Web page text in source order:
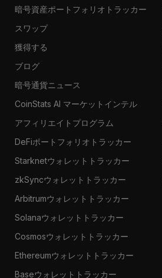
暗号資産ポートフォリオトラッカー
スワップ
獲得する
ブログ
暗号通貨ニュース
CoinStats AI マーケットインテル
アフィリエイトプログラム
DeFiポートフォリオトラッカー
Starknetウォレットトラッカー
zkSyncウォレットトラッカー
Arbitrumウォレットトラッカー
Solanaウォレットトラッカー
Cosmosウォレットトラッカー
Ethereumウォレットトラッカー
Baseウォレットトラッカー